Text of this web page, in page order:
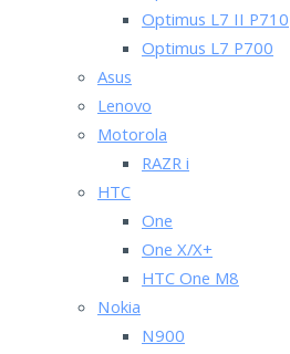
Optimus L7 II P710
Optimus L7 P700
Asus
Lenovo
Motorola
RAZR i
HTC
One
One X/X+
HTC One M8
Nokia
N900